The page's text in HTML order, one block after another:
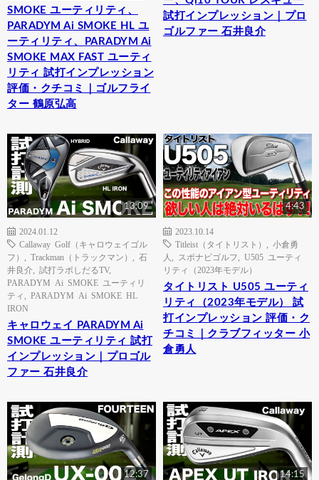
SMOKE ユーティリティ、
PARADYM Ai SMOKE HL ユ
ーティリティ、PARADYM Ai
SMOKE MAX FAST ユーティ
リティ 試打インプレッション
評価・クチコミ｜ゴルフライ
ター 鶴原弘高
試打インプレッション｜プロ
ゴルファー 石井良介
13:09
2024.01.12
Callaway Golf（キャロウェイゴル
フ）
Trackman（トラックマン）
石
井良介
試打ラボしだるTV,
PARADYM Ai SMOKE ユーティリ
ティ
PARADYM Ai SMOKE HL
IRON
キャロウェイ PARADYM Ai
SMOKE ユーティリティ 試打
インプレッション｜プロゴル
ファー 石井良介
4:43
2023.10.14
Titleist（タイトリスト）
小倉勇
人
スポナビゴルフ
U505 ユーティ
リティ（2023年モデル）
タイトリスト U505 ユーティ
リティ（2023年モデル） 試
打インプレッション 評価・ク
チコミ｜クラブフィッター 小
倉勇人
12:37 14:15